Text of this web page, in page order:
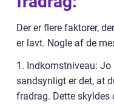
Der er flere faktorer,
er lavt. Nogle af de
1. Indkomstniveau:
sandsynligt er det, at
fradrag. Dette